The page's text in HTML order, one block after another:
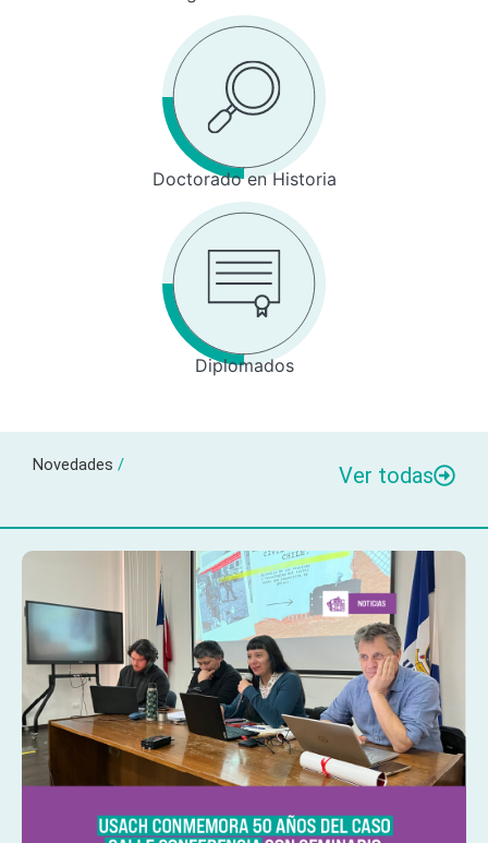
Doctorado en Historia
Diplomados
Novedades / Ver todas